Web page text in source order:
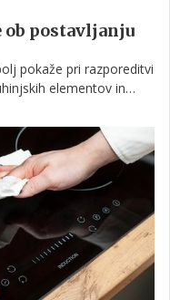
postavljanju
pokaže pri razporeditvi
elementov in
vendar je danes vse
v središče prostora.
veliko časa, po
opravljeno čim hitreje in
čim bolj
načel opremljanja, ki
– v kuhinji je